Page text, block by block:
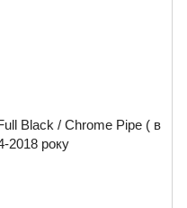
Black / Chrome Pipe ( в
2018 року